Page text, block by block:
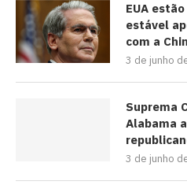
EUA
estável
com a
3 de junho
Suprema
Alabama
3 de junho